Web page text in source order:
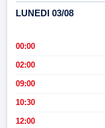
LUNEDI 03/08
00:00
02:00
09:00
10:30
12:00